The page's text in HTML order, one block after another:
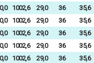
0,0 1002,6 29,0 36
35,6
0,0 1002,6 29,0 36
35,6
0,0 1002,6 29,0 36
35,6
0,0 1002,6 29,0 36
35,6
0,0 1002,6 29,0 36
35,6